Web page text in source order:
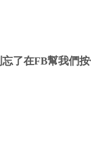
了在FB幫我們